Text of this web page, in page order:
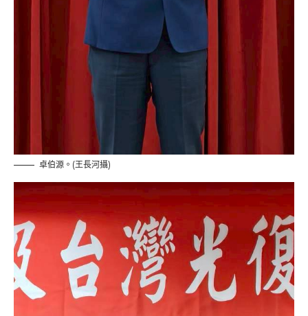
卓伯源。(王長河攝)